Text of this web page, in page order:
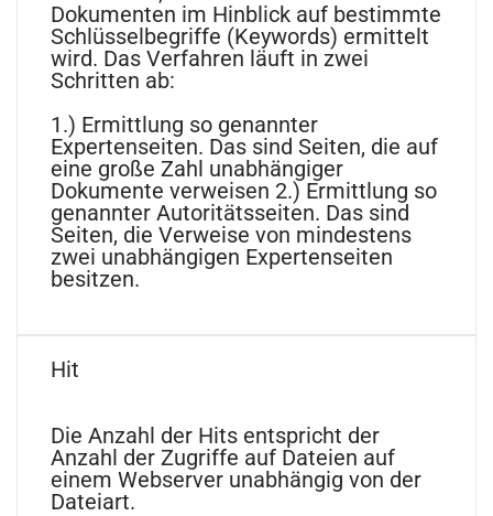
Dokumenten im Hinblick auf bestimmte
Schlüsselbegriffe (Keywords) ermittelt
wird. Das Verfahren läuft in zwei
Schritten ab:
1.) Ermittlung so genannter
Expertenseiten. Das sind Seiten, die auf
eine große Zahl unabhängiger
Dokumente verweisen 2.) Ermittlung so
genannter Autoritätsseiten. Das sind
Seiten, die Verweise von mindestens
zwei unabhängigen Expertenseiten
besitzen.
Hit
Die Anzahl der Hits entspricht der
Anzahl der Zugriffe auf Dateien auf
einem Webserver unabhängig von der
Dateiart.